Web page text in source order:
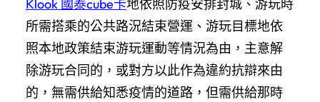
Klook 國泰cube卡地依照防疫安排封城、游玩時
所需搭乘的公共路況結束營運、游玩目標地依
照本地政策結束游玩運動等情況為由，主意解
除游玩合同的，或對方以此作為違約抗辯來由
的，無需供給知悉疫情的道路，但需供給那時